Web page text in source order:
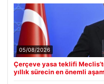
05/08/2026
Çerçeve yasa teklifi
yıllık sürecin en önemli